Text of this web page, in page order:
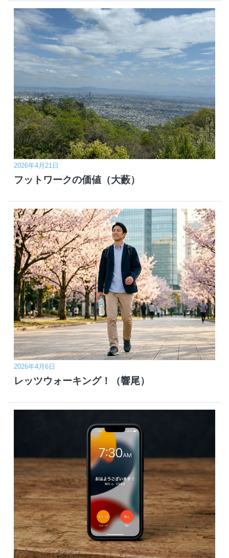
2026年4月21日
フットワークの価値（大藪）
2026年4月6日
レッツウォーキング！（響尾）